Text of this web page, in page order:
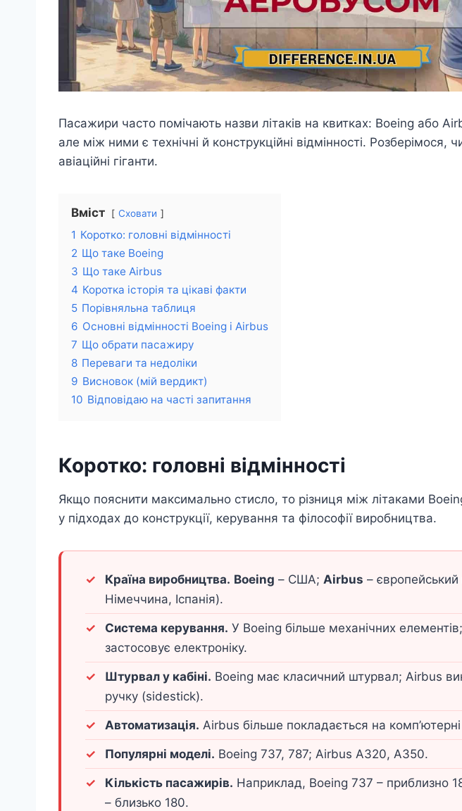
Пасажири часто помічають назви літаків на квитках: Boeing або
але між ними є технічні й конструкційні відмінності. Розберімося,
авіаційні гіганти.
Вміст Сховати
1 Коротко: головні відмінності
2 Що таке Boeing
3 Що таке Airbus
4 Коротка історія та цікаві факти
5 Порівняльна таблиця
6 Основні відмінності Boeing і Airbus
7 Що обрати пасажиру
8 Переваги та недоліки
9 Висновок (мій вердикт)
10 Відповідаю на часті запитання
Коротко: головні відмінності
Якщо пояснити максимально стисло, то різниця між літаками
у підходах до конструкції, керування та філософії виробництва.
Країна виробництва. Boeing – США; Airbus –
Німеччина, Іспанія).
Система керування. У Boeing більше механічних
застосовує електроніку.
Штурвал у кабіні. Boeing має класичний штурвал; Airbus
ручку (sidestick).
Автоматизація. Airbus більше покладається на
Популярні моделі. Boeing 737, 787; Airbus A320, A350.
Кількість пасажирів. Наприклад, Boeing 737 – приблизно
– близько 180.